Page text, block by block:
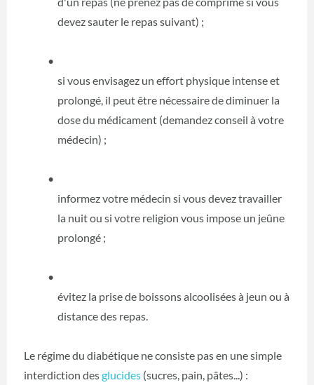
devez sauter le repas suivant) ;
si vous envisagez un effort physique intense et
prolongé, il peut être nécessaire de diminuer la
dose du médicament (demandez conseil à votre
médecin) ;
informez votre médecin si vous devez travailler
la nuit ou si votre religion vous impose un jeûne
prolongé ;
évitez la prise de boissons alcoolisées à jeun ou à
distance des repas.
Le régime du diabétique ne consiste pas en une simple
interdiction desglucides (sucres, pain, pâtes...) :